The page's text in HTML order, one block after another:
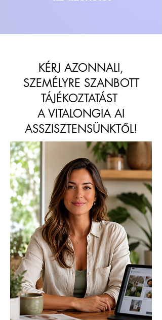
KÉRJ AZONNALI,
SZEMÉLYRE SZANBOTT
TÁJÉKOZTATÁST
A VITALONGIA AI
ASSZISZTENSÜNKTŐL!